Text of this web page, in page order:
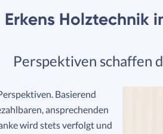
Erkens Holztechnik
Perspektiven schaffen
Basierend
ansprechenden
wird stets verfolgt und